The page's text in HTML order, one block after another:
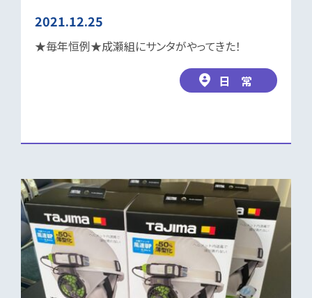
2021.12.25
★毎年恒例★成瀬組にサンタがやってきた！
日 常